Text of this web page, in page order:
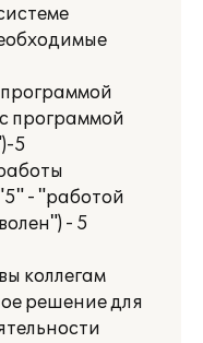
программой
5
- "работой
- 5
коллегам
решение для